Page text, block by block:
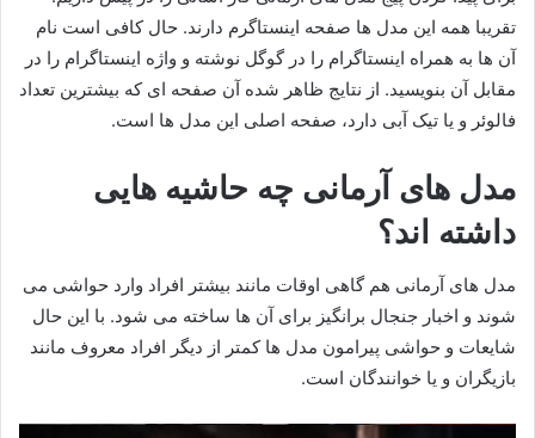
تقریبا همه این مدل ها صفحه اینستاگرم دارند. حال کافی است نام
آن ها به همراه اینستاگرام را در گوگل نوشته و واژه اینستاگرام را در
مقابل آن بنویسید. از نتایج ظاهر شده آن صفحه ای که بیشترین تعداد
فالوئر و یا تیک آبی دارد، صفحه اصلی این مدل ها است.
مدل های آرمانی چه حاشیه هایی
داشته اند؟
مدل های آرمانی هم گاهی اوقات مانند بیشتر افراد وارد حواشی می
شوند و اخبار جنجال برانگیز برای آن ها ساخته می شود. با این حال
شایعات و حواشی پیرامون مدل ها کمتر از دیگر افراد معروف مانند
بازیگران و یا خوانندگان است.